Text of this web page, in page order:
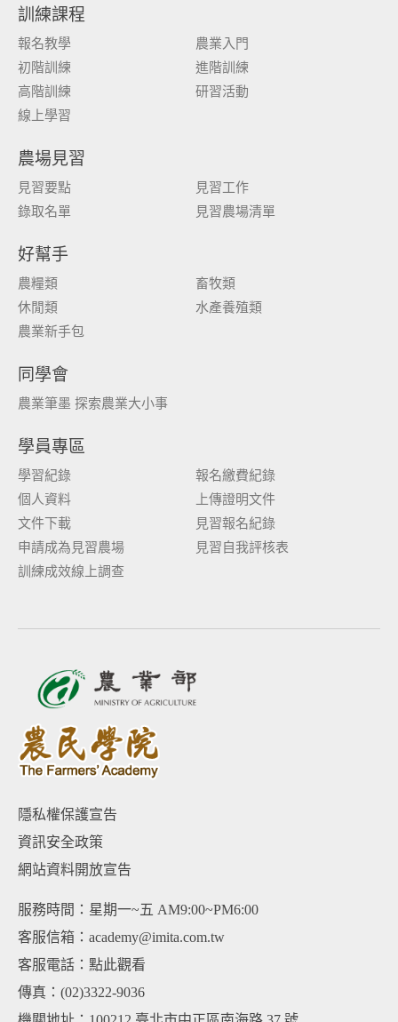
訓練課程
報名教學
農業入門
初階訓練
進階訓練
高階訓練
研習活動
線上學習
農場見習
見習要點
見習工作
錄取名單
見習農場清單
好幫手
農糧類
畜牧類
休閒類
水產養殖類
農業新手包
同學會
農業筆墨 探索農業大小事
學員專區
學習紀錄
報名繳費紀錄
個人資料
上傳證明文件
文件下載
見習報名紀錄
申請成為見習農場
見習自我評核表
訓練成效線上調查
隱私權保護宣告
資訊安全政策
網站資料開放宣告
服務時間：星期一~五 AM9:00~PM6:00
客服信箱：academy@imita.com.tw
客服電話： 點此觀看
傳真：(02)3322-9036